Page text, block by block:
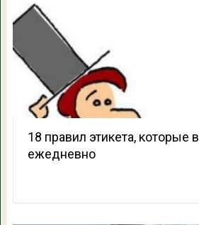
18 правил этикета, которые
ежедневно